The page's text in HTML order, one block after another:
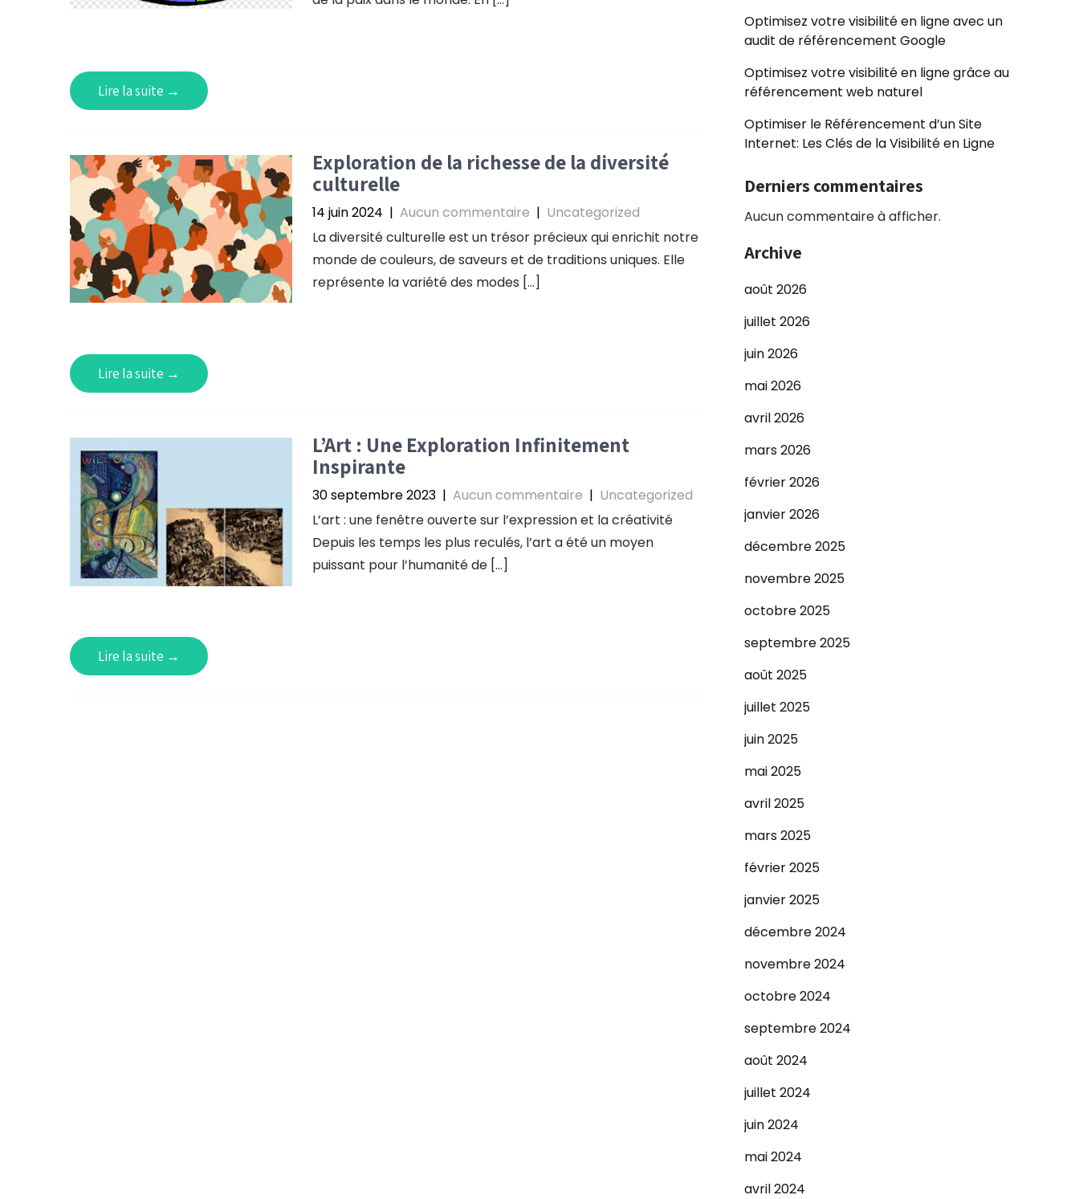
Lire la suite →
Exploration de la richesse de la diversité
culturelle
14 juin 2024 | Aucun commentaire | Uncategorized
La diversité culturelle est un trésor précieux qui enrichit notre
monde de couleurs, de saveurs et de traditions uniques. Elle
représente la variété des modes […]
Lire la suite →
L’Art : Une Exploration Infinitement
Inspirante
30 septembre 2023 | Aucun commentaire | Uncategorized
L’art : une fenêtre ouverte sur l’expression et la créativité
Depuis les temps les plus reculés, l’art a été un moyen
puissant pour l’humanité de […]
Lire la suite →
Optimisez votre visibilité en ligne avec un
audit de référencement Google
Optimisez votre visibilité en ligne grâce au
référencement web naturel
Optimiser le Référencement d’un Site
Internet: Les Clés de la Visibilité en Ligne
Derniers commentaires
Aucun commentaire à afficher.
Archive
août 2026
juillet 2026
juin 2026
mai 2026
avril 2026
mars 2026
février 2026
janvier 2026
décembre 2025
novembre 2025
octobre 2025
septembre 2025
août 2025
juillet 2025
juin 2025
mai 2025
avril 2025
mars 2025
février 2025
janvier 2025
décembre 2024
novembre 2024
octobre 2024
septembre 2024
août 2024
juillet 2024
juin 2024
mai 2024
avril 2024